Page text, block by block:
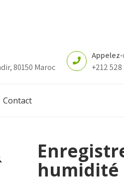
80150 Maroc
+212 528
Contact
humidité